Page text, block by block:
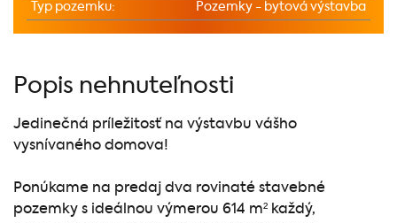
Typ pozemku:
Pozemky - bytová výstavba
Popis nehnuteľnosti
Jedinečná príležitosť na výstavbu vášho
vysnívaného domova!
Ponúkame na predaj dva rovinaté stavebné
pozemky s ideálnou výmerou 614 m² každý,